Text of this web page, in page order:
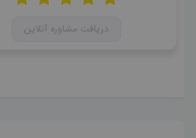
دریافت مشاوره آنلاین